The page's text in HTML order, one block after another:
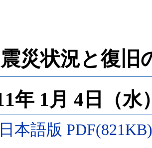
災状況と復旧
年 1月 4日（水
日本語版 PDF(821KB)